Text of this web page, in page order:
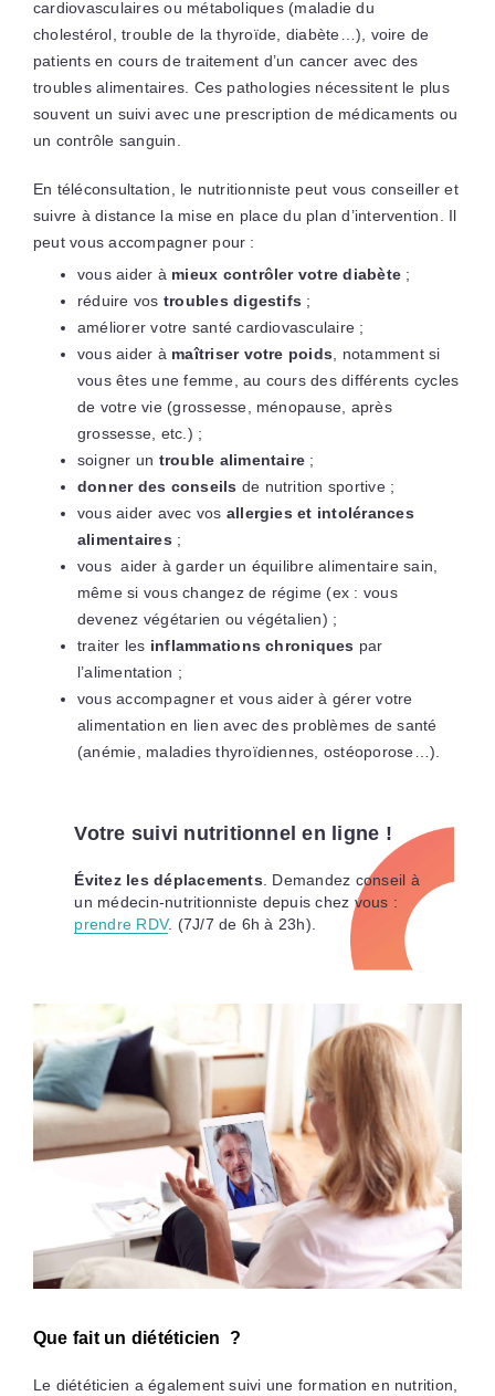
cardiovasculaires ou métaboliques (maladie du
cholestérol, trouble de la thyroïde, diabète…), voire de
patients en cours de traitement d’un cancer avec des
troubles alimentaires. Ces pathologies nécessitent le plus
souvent un suivi avec une prescription de médicaments ou
un contrôle sanguin.
En téléconsultation, le nutritionniste peut vous conseiller et
suivre à distance la mise en place du plan d’intervention. Il
peut vous accompagner pour :
vous aider à mieux contrôler votre diabète ;
réduire vos troubles digestifs ;
améliorer votre santé cardiovasculaire ;
vous aider à maîtriser votre poids , notamment si
vous êtes une femme, au cours des différents cycles
de votre vie (grossesse, ménopause, après
grossesse, etc.) ;
soigner un trouble alimentaire ;
donner des conseils de nutrition sportive ;
vous aider avec vos allergies et intolérances
alimentaires ;
vous aider à garder un équilibre alimentaire sain,
même si vous changez de régime (ex : vous
devenez végétarien ou végétalien) ;
traiter les inflammations chroniques par
l’alimentation ;
vous accompagner et vous aider à gérer votre
alimentation en lien avec des problèmes de santé
(anémie, maladies thyroïdiennes, ostéoporose…).
Votre suivi nutritionnel en ligne !
Évitez les déplacements . Demandez conseil à
un médecin-nutritionniste depuis chez vous :
prendre RDV. (7J/7 de 6h à 23h).
Que fait un diététicien ?
Le diététicien a également suivi une formation en nutrition,